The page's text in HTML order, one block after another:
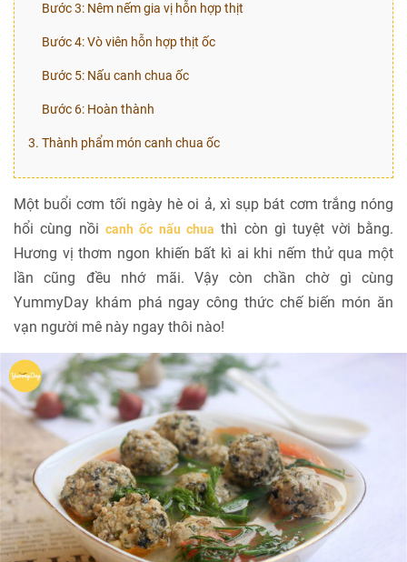
Bước 3: Nêm nếm gia vị hỗn hợp thịt
Bước 4: Vò viên hỗn hợp thịt ốc
Bước 5: Nấu canh chua ốc
Bước 6: Hoàn thành
3. Thành phẩm món canh chua ốc
Một buổi cơm tối ngày hè oi ả, xì sụp bát cơm trắng nóng
hổi cùng nồi canh ốc nấu chua thì còn gì tuyệt vời bằng.
Hương vị thơm ngon khiến bất kì ai khi nếm thử qua một
lần cũng đều nhớ mãi. Vậy còn chần chờ gì cùng
YummyDay khám phá ngay công thức chế biến món ăn
vạn người mê này ngay thôi nào!